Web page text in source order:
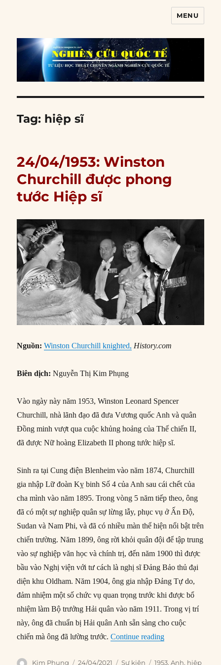
MENU
Tag: hiệp sĩ
24/04/1953: Winston
Churchill được phong
tước Hiệp sĩ
Nguồn: Winston Churchill knighted, History.com
Biên dịch: Nguyễn Thị Kim Phụng
Vào ngày này năm 1953, Winston Leonard Spencer
Churchill, nhà lãnh đạo đã đưa Vương quốc Anh và quân
Đồng minh vượt qua cuộc khủng hoảng của Thế chiến II,
đã được Nữ hoàng Elizabeth II phong tước hiệp sĩ.
Sinh ra tại Cung điện Blenheim vào năm 1874, Churchill
gia nhập Lữ đoàn Kỵ binh Số 4 của Anh sau cái chết của
cha mình vào năm 1895. Trong vòng 5 năm tiếp theo, ông
đã có một sự nghiệp quân sự lừng lẫy, phục vụ ở Ấn Độ,
Sudan và Nam Phi, và đã có nhiều màn thể hiện nổi bật trên
chiến trường. Năm 1899, ông rời khỏi quân đội để tập trung
vào sự nghiệp văn học và chính trị, đến năm 1900 thì được
bầu vào Nghị viện với tư cách là nghị sĩ Đảng Bảo thủ đại
diện khu Oldham. Năm 1904, ông gia nhập Đảng Tự do,
đảm nhiệm một số chức vụ quan trọng trước khi được bổ
nhiệm làm Bộ trưởng Hải quân vào năm 1911. Trong vị trí
này, ông đã chuẩn bị Hải quân Anh sẵn sàng cho cuộc
chiến mà ông đã lường trước.Continue reading“24/04/1953:
Author
Kim Phụng
Posted
24/04/2021 Categories
Sự kiện Tags
1953,Anh, hiệp